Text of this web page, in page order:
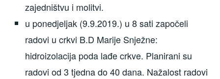
zajedništvu i molitvi.
u ponedjeljak (9.9.2019.) u 8 sati započeli
radovi u crkvi B.D Marije Snježne:
hidroizolacija poda lađe crkve. Planirani su
radovi od 3 tjedna do 40 dana. Nažalost radovi